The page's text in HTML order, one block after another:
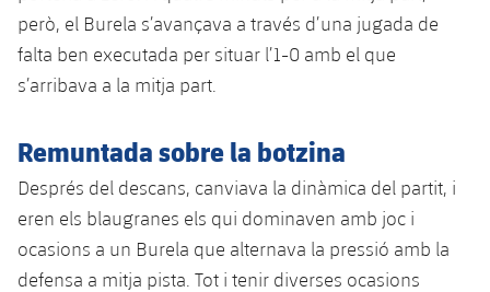
Ciutat Esportiva
La Masia
Serveis
Accessibilitat
plusicon
més
Instal·lacions
SUB9 B
SUB8 A
SUB8 B
Palmarès
Classificació
Jugadors
Palmarès
Classificació
Cadet A
Cadet B
Infantil B
Actualitat
Calendari
Entrades
Resultats
Classificació
Barça Atlètic
Actualitat
Calendari
Resultats
Jugadors
Base
Actualitat
Juvenil
Cadet
Campus Verano
PLUSICON
MÉS
Primer equip
plusicon
més
però, el Burela s’avançava a través d’una jugada de
falta ben executada per situar l’1-0 amb el que
s’arribava a la mitja part.
Remuntada sobre la botzina
Després del descans, canviava la dinàmica del partit, i
eren els blaugranes els qui dominaven amb joc i
ocasions a un Burela que alternava la pressió amb la
defensa a mitja pista. Tot i tenir diverses ocasions